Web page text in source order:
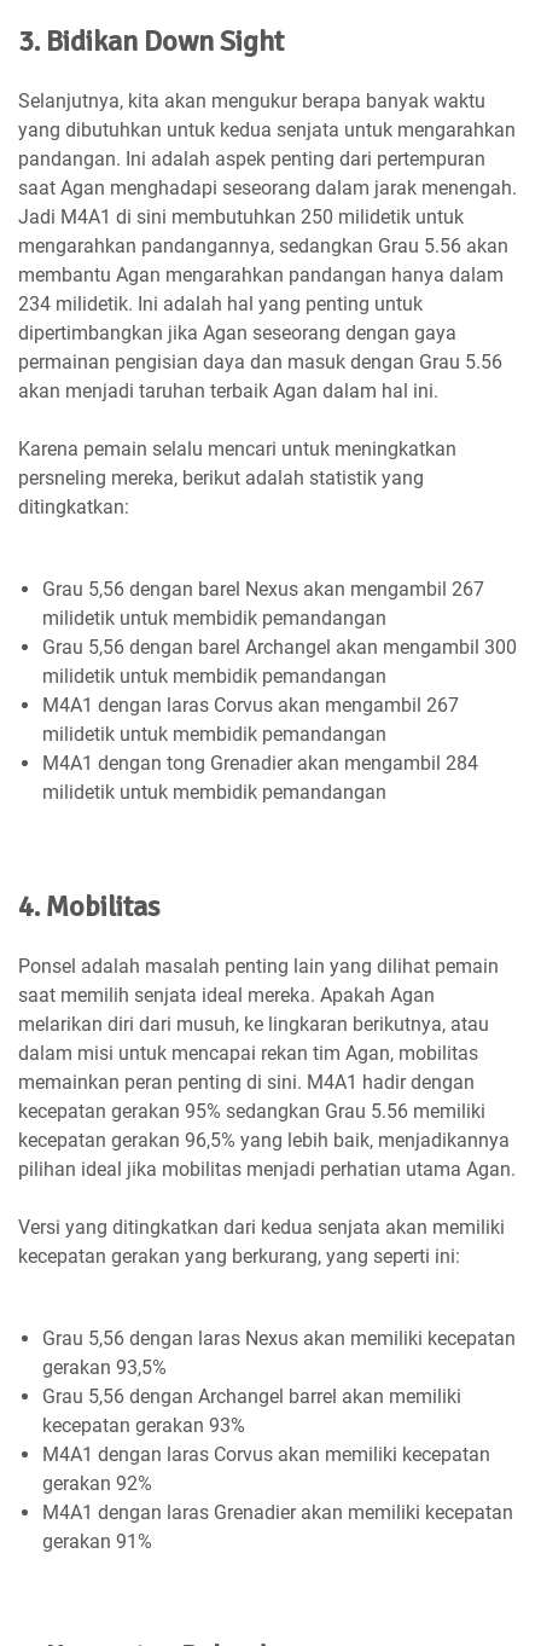
3. Bidikan Down Sight
Selanjutnya, kita akan mengukur berapa banyak waktu
yang dibutuhkan untuk kedua senjata untuk mengarahkan
pandangan. Ini adalah aspek penting dari pertempuran
saat Agan menghadapi seseorang dalam jarak menengah.
Jadi M4A1 di sini membutuhkan 250 milidetik untuk
mengarahkan pandangannya, sedangkan Grau 5.56 akan
membantu Agan mengarahkan pandangan hanya dalam
234 milidetik. Ini adalah hal yang penting untuk
dipertimbangkan jika Agan seseorang dengan gaya
permainan pengisian daya dan masuk dengan Grau 5.56
akan menjadi taruhan terbaik Agan dalam hal ini.
Karena pemain selalu mencari untuk meningkatkan
persneling mereka, berikut adalah statistik yang
ditingkatkan:
Grau 5,56 dengan barel Nexus akan mengambil 267
milidetik untuk membidik pemandangan
Grau 5,56 dengan barel Archangel akan mengambil 300
milidetik untuk membidik pemandangan
M4A1 dengan laras Corvus akan mengambil 267
milidetik untuk membidik pemandangan
M4A1 dengan tong Grenadier akan mengambil 284
milidetik untuk membidik pemandangan
4. Mobilitas
Ponsel adalah masalah penting lain yang dilihat pemain
saat memilih senjata ideal mereka. Apakah Agan
melarikan diri dari musuh, ke lingkaran berikutnya, atau
dalam misi untuk mencapai rekan tim Agan, mobilitas
memainkan peran penting di sini. M4A1 hadir dengan
kecepatan gerakan 95% sedangkan Grau 5.56 memiliki
kecepatan gerakan 96,5% yang lebih baik, menjadikannya
pilihan ideal jika mobilitas menjadi perhatian utama Agan.
Versi yang ditingkatkan dari kedua senjata akan memiliki
kecepatan gerakan yang berkurang, yang seperti ini:
Grau 5,56 dengan laras Nexus akan memiliki kecepatan
gerakan 93,5%
Grau 5,56 dengan Archangel barrel akan memiliki
kecepatan gerakan 93%
M4A1 dengan laras Corvus akan memiliki kecepatan
gerakan 92%
M4A1 dengan laras Grenadier akan memiliki kecepatan
gerakan 91%